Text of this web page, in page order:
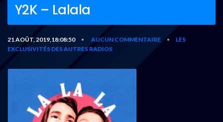
Y2K – Lalala
21 AOÛT, 2019,18:08:50 • AUCUN COMMENTAIRE •
LES
EXCLUSIVITÉS DES AUTRES RADIOS